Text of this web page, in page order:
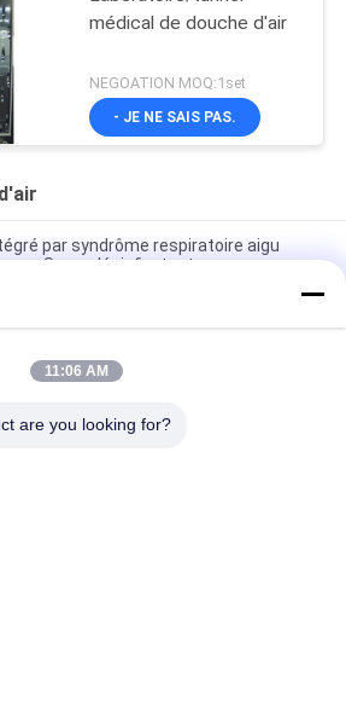
médical de douche d'air
NEGOATION MOQ:1set
- JE NE SAIS PAS.
par syndrôme respiratoire aigu
avec Spary désinfectant
d'induction de porte de marchandises
de douche
d'air de porte coulissante
11:06 AM
are you looking for?